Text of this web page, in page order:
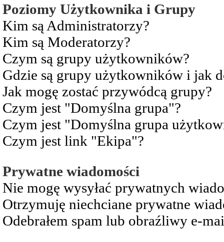
Poziomy Użytkownika i Grupy
Kim są Administratorzy?
Kim są Moderatorzy?
Czym są grupy użytkowników?
Gdzie są grupy użytkowników i jak
Jak mogę zostać przywódcą grupy?
Czym jest "Domyślna grupa"?
Czym jest "Domyślna grupa
Czym jest link "Ekipa"?
Prywatne wiadomości
Nie mogę wysyłać prywatnych
Otrzymuję niechciane prywatne
Odebrałem spam lub obraźliwy e-